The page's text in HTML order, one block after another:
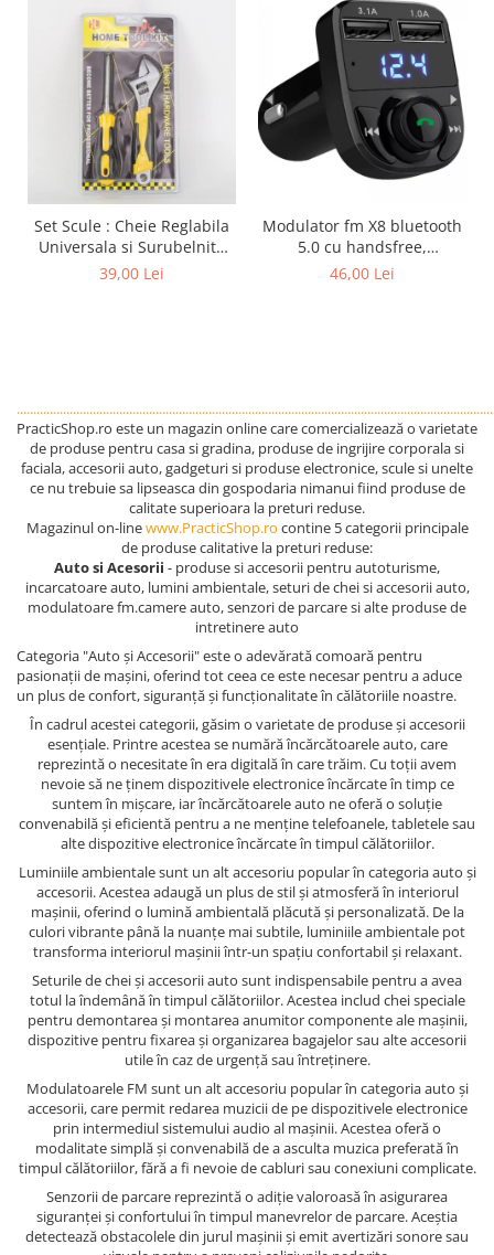
Set Scule : Cheie Reglabila
Universala si Surubelnita
stea si dreapta
39,00 Lei
Modulator fm X8 bluetooth
5.0 cu handsfree,
modulator FM, MP3 player,
46,00 Lei
PracticShop.ro este un magazin online care comercializează o varietate
de produse pentru casa si gradina, produse de ingrijire corporala si
faciala, accesorii auto, gadgeturi si produse electronice, scule si unelte
ce nu trebuie sa lipseasca din gospodaria nimanui fiind produse de
calitate superioara la preturi reduse.
Magazinul on-linewww.PracticShop.ro contine 5 categorii principale
de produse calitative la preturi reduse:
Auto si Acesorii - produse si accesorii pentru autoturisme,
incarcatoare auto, lumini ambientale, seturi de chei si accesorii auto,
modulatoare fm.camere auto, senzori de parcare si alte produse de
intretinere auto
Categoria "Auto și Accesorii" este o adevărată comoară pentru
pasionații de mașini, oferind tot ceea ce este necesar pentru a aduce
un plus de confort, siguranță și funcționalitate în călătoriile noastre.
În cadrul acestei categorii, găsim o varietate de produse și accesorii
esențiale. Printre acestea se numără încărcătoarele auto, care
reprezintă o necesitate în era digitală în care trăim. Cu toții avem
nevoie să ne ținem dispozitivele electronice încărcate în timp ce
suntem în mișcare, iar încărcătoarele auto ne oferă o soluție
convenabilă și eficientă pentru a ne menține telefoanele, tabletele sau
alte dispozitive electronice încărcate în timpul călătoriilor.
Luminiile ambientale sunt un alt accesoriu popular în categoria auto și
accesorii. Acestea adaugă un plus de stil și atmosferă în interiorul
mașinii, oferind o lumină ambientală plăcută și personalizată. De la
culori vibrante până la nuanțe mai subtile, luminiile ambientale pot
transforma interiorul mașinii într-un spațiu confortabil și relaxant.
Seturile de chei și accesorii auto sunt indispensabile pentru a avea
totul la îndemână în timpul călătoriilor. Acestea includ chei speciale
pentru demontarea și montarea anumitor componente ale mașinii,
dispozitive pentru fixarea și organizarea bagajelor sau alte accesorii
utile în caz de urgență sau întreținere.
Modulatoarele FM sunt un alt accesoriu popular în categoria auto și
accesorii, care permit redarea muzicii de pe dispozitivele electronice
prin intermediul sistemului audio al mașinii. Acestea oferă o
modalitate simplă și convenabilă de a asculta muzica preferată în
timpul călătoriilor, fără a fi nevoie de cabluri sau conexiuni complicate.
Senzorii de parcare reprezintă o adiție valoroasă în asigurarea
siguranței și confortului în timpul manevrelor de parcare. Aceștia
detectează obstacolele din jurul mașinii și emit avertizări sonore sau